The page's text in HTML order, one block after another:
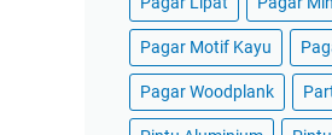
Pagar Motif Kayu
Pagar Woodplank